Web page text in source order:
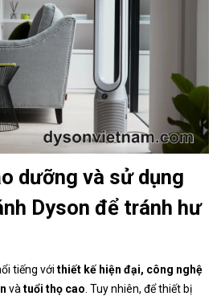
dưỡng và sử dụng
Dyson để tránh hư
tiếng với thiết kế hiện đại, công nghệ
và tuổi thọ cao . Tuy nhiên, để thiết bị